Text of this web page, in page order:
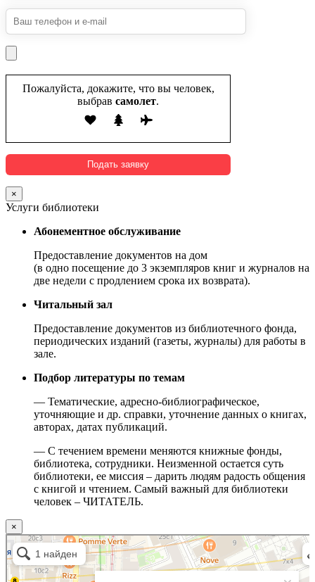
Пожалуйста, докажите, что вы человек,
выбрав самолет.
×
Услуги библиотеки
Абонементное обслуживание
Предоставление документов на дом
(в одно посещение до 3 экземпляров книг и журналов на
две недели с продлением срока их возврата).
Читальный зал
Предоставление документов из библиотечного фонда,
периодических изданий (газеты, журналы) для работы в
зале.
Подбор литературы по темам
— Тематические, адресно-библиографическое,
уточняющие и др. справки, уточнение данных о книгах,
авторах, датах публикаций.
— С течением времени меняются книжные фонды,
библиотека, сотрудники. Неизменной остается суть
библиотеки, ее миссия – дарить людям радость общения
с книгой и чтением. Самый важный для библиотеки
человек – ЧИТАТЕЛЬ.
×
Москва
Малый Татарский переулок, 8 на карте Москвы, ближайшее метро Новокузнецкая —
Яндекс.Карты